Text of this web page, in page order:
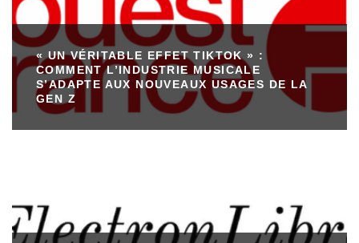
« UN VÉRITABLE EFFET TIKTOK » :
COMMENT L’INDUSTRIE MUSICALE
S’ADAPTE AUX NOUVEAUX USAGES DE LA
GEN Z